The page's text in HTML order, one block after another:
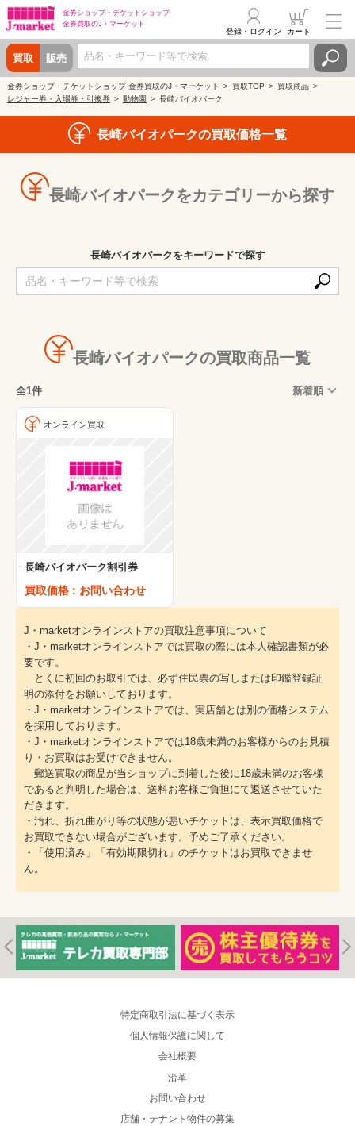
金券ショップ・ チケットショップ
金券買取のJ・マーケット
買取 販売
登録・ログイン カート
金券ショップ・チケットショップ 金券買取のJ・マーケット 買取TOP
買取商品
レジャー券・入場券・引換券
動物園 長崎バイオパーク
長崎バイオパークの買取価格一覧
長崎バイオパークをカテゴリーから探す
長崎バイオパークをキーワードで探す
長崎バイオパークの買取商品一覧
全1件 新着順
オンライン買取
長崎バイオパーク割引券
買取価格 : お問い合わせ
J・marketオンラインストアの買取注意事項について
・J・marketオンラインストアでは買取の際には本人確認書類が必
要です。
とくに初回のお取引では、必ず住民票の写しまたは印鑑登録証
明の添付をお願いしております。
・J・marketオンラインストアでは、実店舗とは別の価格システム
を採用しております。
・J・marketオンラインストアでは18歳未満のお客様からのお見積
り・お買取はお受けできません。
郵送買取の商品が当ショップに到着した後に18歳未満のお客様
であると判明した場合は、送料お客様ご負担にて返送させていた
だきます。
・汚れ、折れ曲がり等の状態が悪いチケットは、表示買取価格で
お買取できない場合がございます。予めご了承ください。
・「使用済み」「有効期限切れ」のチケットはお買取できませ
ん。
特定商取引法に基づく表示
個人情報保護に関して
会社概要
沿革
お問い合わせ
店舗・テナント物件の募集